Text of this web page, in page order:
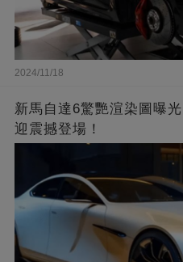
2024/11/18
新馬自達6驚艷渲染圖曝
迎震撼登場！